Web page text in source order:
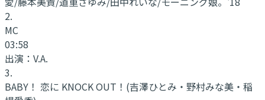
2.
MC
03:58
出演： V.A.
3.
BABY！ 恋に KNOCK OUT！ (吉澤ひとみ・野村みな美・稲